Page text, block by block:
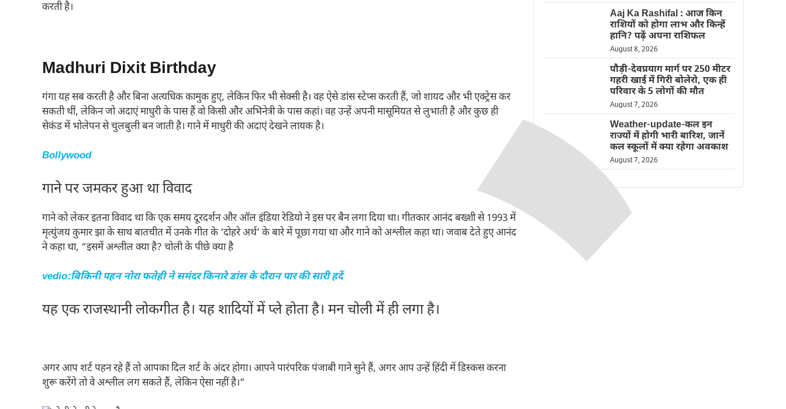
करती है।
Madhuri Dixit Birthday
गंगा यह सब करती है और बिना अत्यधिक कामुक हुए, लेकिन फिर भी सेक्सी है। वह ऐसे डांस स्टेप्स करती हैं, जो शायद और भी एक्ट्रेस कर
सकती थीं, लेकिन जो अदाएं माधुरी के पास हैं वो किसी और अभिनेत्री के पास कहां। वह उन्हें अपनी मासूमियत से लुभाती है और कुछ ही
सेकंड में भोलेपन से चुलबुली बन जाती है। गाने में माधुरी की अदाएं देखने लायक है।
Bollywood
गाने पर जमकर हुआ था विवाद
गाने को लेकर इतना विवाद था कि एक समय दूरदर्शन और ऑल इंडिया रेडियो ने इस पर बैन लगा दिया था। गीतकार आनंद बख्शी से 1993 में
मृत्युंजय कुमार झा के साथ बातचीत में उनके गीत के ‘दोहरे अर्थ’ के बारे में पूछा गया था और गाने को अश्लील कहा था। जवाब देते हुए आनंद
ने कहा था, “इसमें अश्लील क्या है? चोली के पीछे क्या है
vedio:बिकिनी पहन नोरा फतेही ने समंदर किनारे डांस के दौरान पार की सारी हदें
यह एक राजस्थानी लोकगीत है। यह शादियों में प्ले होता है। मन चोली में ही लगा है।
अगर आप शर्ट पहन रहे हैं तो आपका दिल शर्ट के अंदर होगा। आपने पारंपरिक पंजाबी गाने सुने हैं, अगर आप उन्हें हिंदी में डिस्कस करना
शुरू करेंगे तो वे अश्लील लग सकते हैं, लेकिन ऐसा नहीं है।”
Aaj Ka Rashifal : आज किन
राशियों को होगा लाभ और किन्हें
हानि? पढ़ें अपना राशिफल
August 8, 2026
पौड़ी-देवप्रयाग मार्ग पर 250 मीटर
गहरी खाई में गिरी बोलेरो, एक ही
परिवार के 5 लोगों की मौत
August 7, 2026
Weather-update-कल इन
राज्यों में होगी भारी बारिश, जानें
कल स्कूलों में क्या रहेगा अवकाश
August 7, 2026